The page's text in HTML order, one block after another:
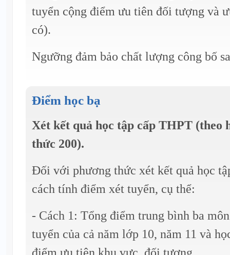
tuyển cộng điểm ưu tiên đối tượng và
có).
Ngưỡng đảm bảo chất lượng công bố
Điểm học bạ
Xét kết quả học tập cấp THPT (theo
thức 200).
Đối với phương thức xét kết quả học
cách tính điểm xét tuyển, cụ thể:
- Cách 1: Tổng điểm trung bình ba
tuyển của cả năm lớp 10, năm 11 và
điểm ưu tiên khu vực, đối tượng.